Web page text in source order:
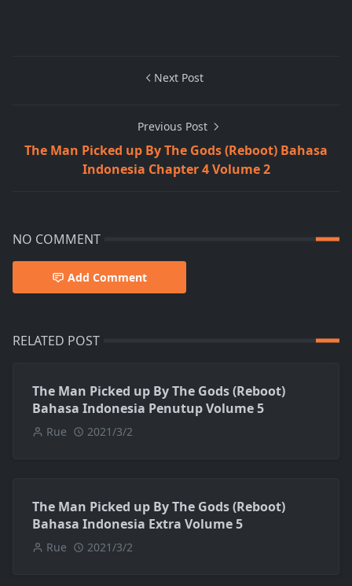
Next Post
Previous Post
The Man Picked up By The Gods (Reboot) Bahasa
Indonesia Chapter 4 Volume 2
NO COMMENT
Add Comment
RELATED POST
The Man Picked up By The Gods (Reboot)
Bahasa Indonesia Penutup Volume 5
Rue 2021/3/2
The Man Picked up By The Gods (Reboot)
Bahasa Indonesia Extra Volume 5
Rue 2021/3/2